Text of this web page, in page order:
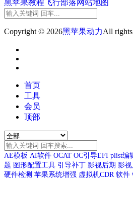
黑苹果教程飞行部落网站地图
Copyright © 2026黑苹果动力All rights
首页
工具
会员
顶部
AE模板 AI软件 OCAT OC引导EFI plist编
题 图形配置工具 引导补丁 影视后期 影
硬件检测 苹果系统增强 虚拟机CDR 软件